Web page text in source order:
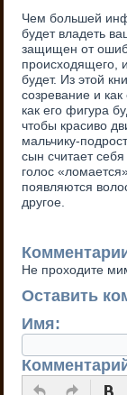
Чем большей
будет владеть
защищен от
происходящего,
будет. Из этой
созревание и
как его фигура
чтобы красиво
мальчику-
сын считает
голос
появляются
другое.
Не проходите
Оставить
Имя: